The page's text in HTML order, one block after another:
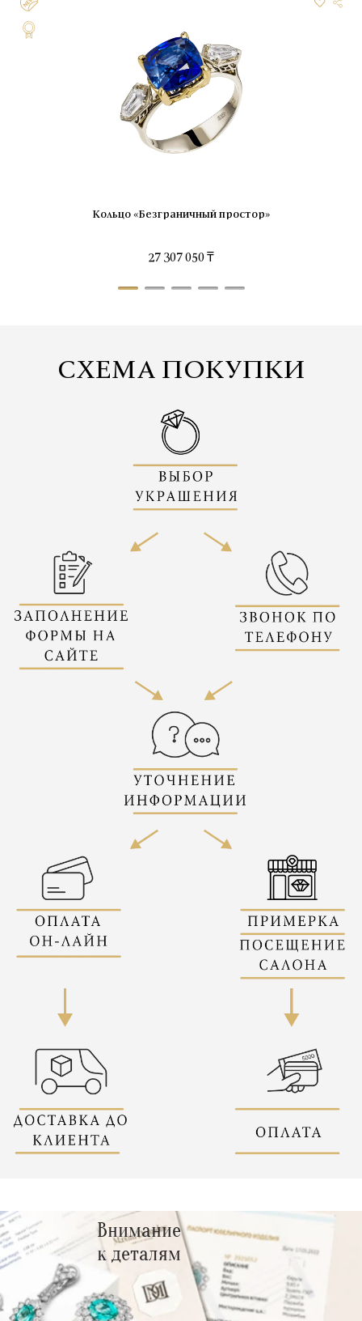
Кольцо «Безграничный простор»
27 307 050 ₸
СХЕМА ПОКУПКИ
Внимание
к деталям